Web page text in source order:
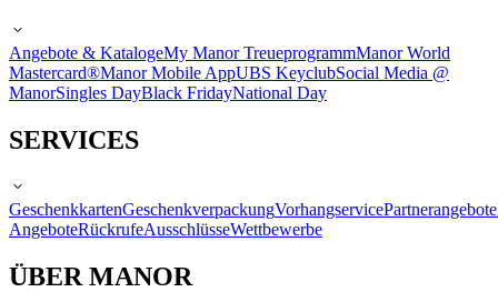
Angebote & KatalogeMy Manor TreueprogrammManor World
Mastercard®Manor Mobile AppUBS KeyclubSocial Media @
ManorSingles DayBlack FridayNational Day
SERVICES
GeschenkkartenGeschenkverpackungVorhangservicePartnerangebote
AngeboteRückrufeAusschlüsseWettbewerbe
ÜBER MANOR